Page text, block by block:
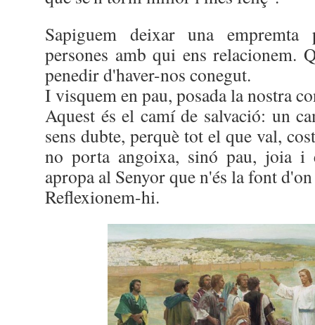
Sapiguem deixar una
persones amb qui ens relacionem.
penedir d'haver-nos conegut.
I visquem en pau, posada la nostra
Aquest és el camí de salvació: un
sens dubte, perquè tot el que val,
no porta angoixa, sinó pau, joia i
apropa al Senyor que n'és la font
Reflexionem-hi.